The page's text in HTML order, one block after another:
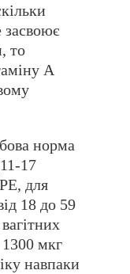
то
А
норма
17
для
18 до 59
1300 мкг
навпаки